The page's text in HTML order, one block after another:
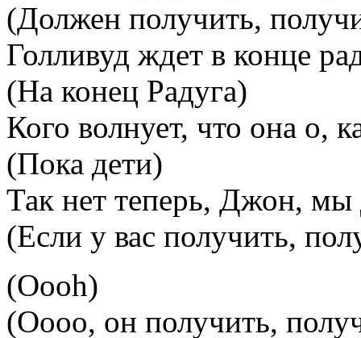
(Должен получить,
Голливуд ждет в конце
(На конец Радуга)
Кого волнует, что она о,
(Пока дети)
Так нет теперь, Джон,
(Если у вас получить,
(Oooh)
(Оооо, он получить,